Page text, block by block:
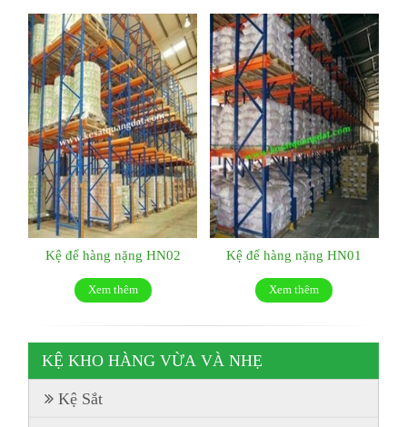
Kệ để hàng nặng HN02
Xem thêm
Kệ để hàng nặng HN01
Xem thêm
KỆ KHO HÀNG VỪA VÀ NHẸ
Kệ Sắt